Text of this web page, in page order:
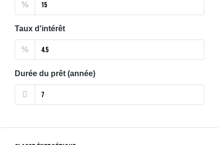
%
Taux d'intérêt
%
Durée du prêt (année)